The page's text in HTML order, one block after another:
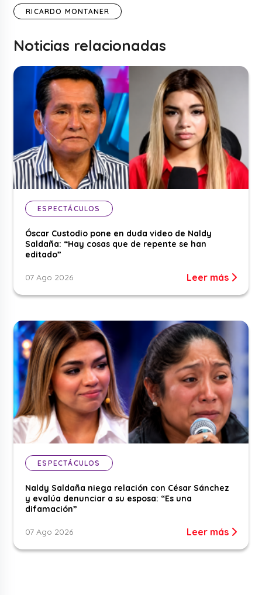
RICARDO MONTANER
Noticias relacionadas
ESPECTÁCULOS
Óscar Custodio pone en duda video de Naldy
Saldaña: “Hay cosas que de repente se han
editado”
07 Ago 2026 Leer más
ESPECTÁCULOS
Naldy Saldaña niega relación con César Sánchez
y evalúa denunciar a su esposa: “Es una
difamación”
07 Ago 2026 Leer más